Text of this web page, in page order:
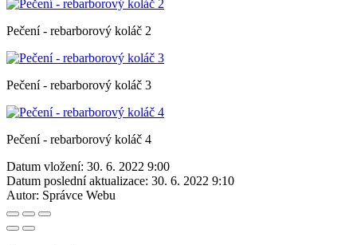
Pečení - rebarborový koláč 2
Pečení - rebarborový koláč 3
Pečení - rebarborový koláč 4
Datum vložení: 30. 6. 2022 9:00
Datum poslední aktualizace: 30. 6. 2022 9:10
Autor: Správce Webu